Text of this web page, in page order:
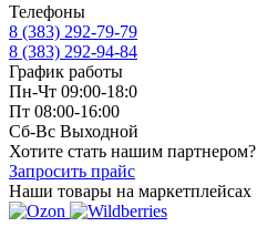
Телефоны
8 (383) 292-79-79
8 (383) 292-94-84
График работы
Пн-Чт 09:00-18:0
Пт 08:00-16:00
Сб-Вс Выходной
Хотите стать нашим партнером?
Запросить прайс
Наши товары на маркетплейсах